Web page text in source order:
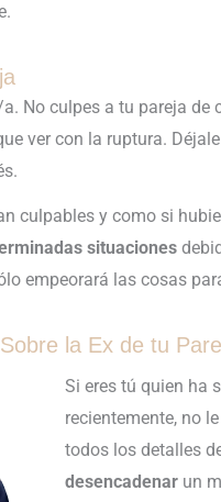
No culpes a tu pareja de
ver con la ruptura.
culpables y como si
situaciones
empeorará las cosas
la Ex de tu
Si eres tú quien ha
recientemente, no
todos los detalles
desencadenar un